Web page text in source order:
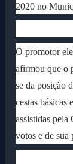
2020 no
O promotor
afirmou que o
se da posição
cestas básicas
assistidas
votos e de sua